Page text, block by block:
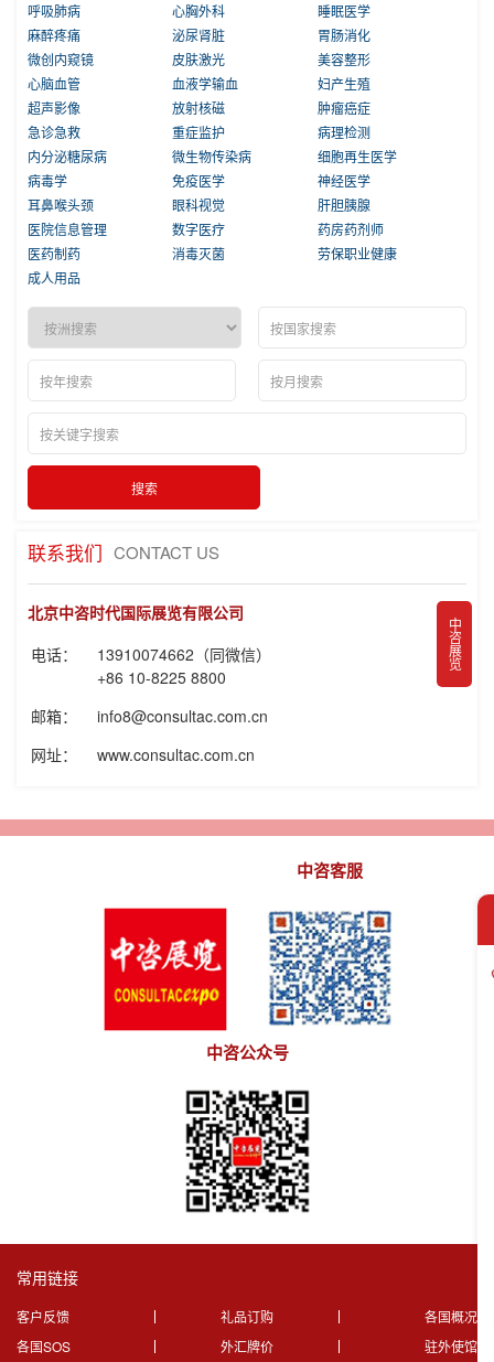
呼吸肺病
心胸外科
睡眠医学
麻醉疼痛
泌尿肾脏
胃肠消化
微创内窥镜
皮肤激光
美容整形
心脑血管
血液学输血
妇产生殖
超声影像
放射核磁
肿瘤癌症
急诊急救
重症监护
病理检测
内分泌糖尿病
微生物传染病
细胞再生医学
病毒学
免疫医学
神经医学
耳鼻喉头颈
眼科视觉
肝胆胰腺
医院信息管理
数字医疗
药房药剂师
医药制药
消毒灭菌
劳保职业健康
成人用品
联系我们 CONTACT US
北京中咨时代国际展览有限公司
电话：
13910074662（同微信）
+86 10-8225 8800
邮箱：
info8@consultac.com.cn
网址：
www.consultac.com.cn
中咨展览
中咨客服
中咨公众号
常用链接
客户反馈 礼品订购
各国概况
各国SOS
外汇牌价 驻外使馆